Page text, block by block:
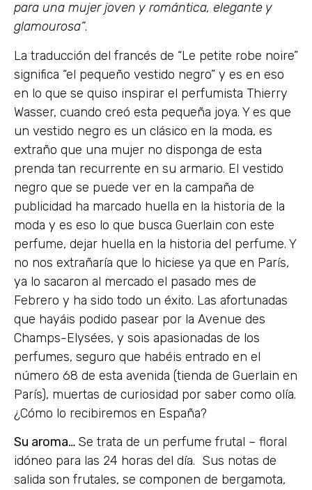
para una mujer joven y romántica, elegante y
glamourosa”.
La traducción del francés de “Le petite robe noire”
significa “el pequeño vestido negro” y es en eso
en lo que se quiso inspirar el perfumista Thierry
Wasser, cuando creó esta pequeña joya. Y es que
un vestido negro es un clásico en la moda, es
extraño que una mujer no disponga de esta
prenda tan recurrente en su armario. El vestido
negro que se puede ver en la campaña de
publicidad ha marcado huella en la historia de la
moda y es eso lo que busca Guerlain con este
perfume, dejar huella en la historia del perfume. Y
no nos extrañaría que lo hiciese ya que en París,
ya lo sacaron al mercado el pasado mes de
Febrero y ha sido todo un éxito. Las afortunadas
que hayáis podido pasear por la Avenue des
Champs-Elysées, y sois apasionadas de los
perfumes, seguro que habéis entrado en el
número 68 de esta avenida (tienda de Guerlain en
París), muertas de curiosidad por saber como olía.
¿Cómo lo recibiremos en España?
Su aroma… Se trata de un perfume frutal – floral
idóneo para las 24 horas del día. Sus notas de
salida son frutales, se componen de bergamota,